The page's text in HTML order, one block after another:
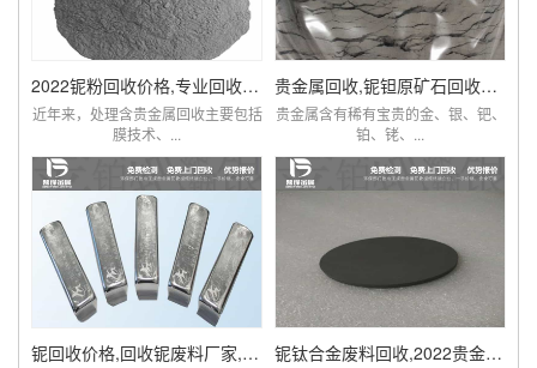
2022铌粉回收价格,专业回收含铌废料厂家查询
近年来，处理含贵金属回收主要包括
膜技术、...
贵金属回收,铌钽原矿石回收提炼厂家,价比同优
贵金属含有稀有宝贵的金、银、钯、
铂、铑、...
铌回收价格,回收铌废料厂家,铌现在多少钱一克 铌钛合金废料回收,2022贵金属铌市场价格查询